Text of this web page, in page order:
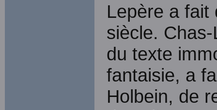
Lepère a fait
siècle.
du texte
fantaisie, a
Holbein, de